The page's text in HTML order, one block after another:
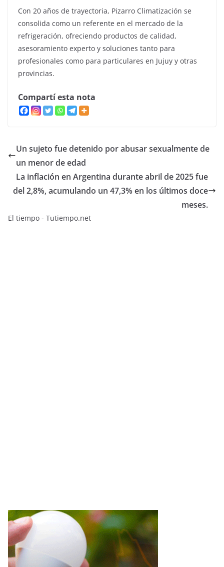
Con 20 años de trayectoria, Pizarro Climatización se
consolida como un referente en el mercado de la
refrigeración, ofreciendo productos de calidad,
asesoramiento experto y soluciones tanto para
profesionales como para particulares en Jujuy y otras
provincias.
Compartí esta nota
Un sujeto fue detenido por abusar sexualmente de
un menor de edad
La inflación en Argentina durante abril de 2025 fue
del 2,8%, acumulando un 47,3% en los últimos doce
meses.
El tiempo - Tutiempo.net